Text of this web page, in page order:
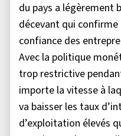
du pays a légèrement
décevant qui
confiance des
Avec la politique
trop restrictive
importe la vitesse à
va baisser les taux
d’exploitation élevés